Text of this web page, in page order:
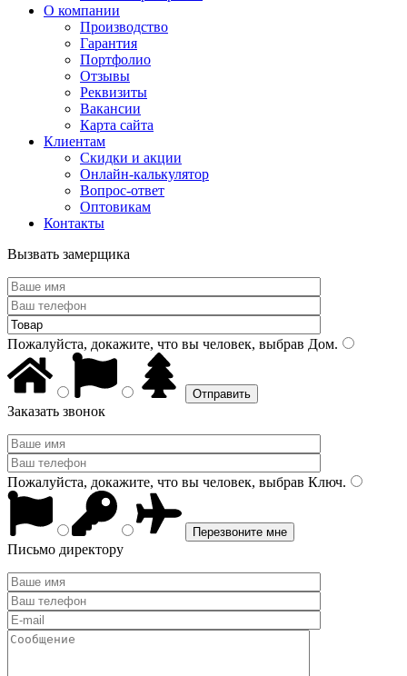
О компании
Производство
Гарантия
Портфолио
Отзывы
Реквизиты
Вакансии
Карта сайта
Клиентам
Скидки и акции
Онлайн-калькулятор
Вопрос-ответ
Оптовикам
Контакты
Вызвать замерщика
Пожалуйста, докажите, что вы человек, выбрав Дом.
Заказать звонок
Пожалуйста, докажите, что вы человек, выбрав Ключ.
Письмо директору